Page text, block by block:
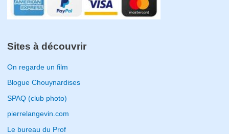
Sites à découvrir
On regarde un film
Blogue Chouynardises
SPAQ (club photo)
pierrelangevin.com
Le bureau du Prof